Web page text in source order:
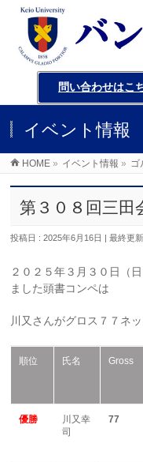
問い合わせはこ
イベント情報
HOME » イベント情報 » ゴ
第３０８回三田
投稿日 : 2025年6月16日 最終更
２０２５年３月３０日（
ました頭書コンペは
川又さんがグロス７７ネ
順位 氏名 Gross
優勝
川又幸
司
77